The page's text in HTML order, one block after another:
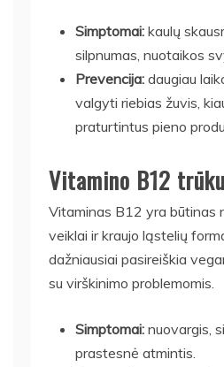
Simptomai: kaulų
silpnumas, nuotaikos
Prevencija: daugiau
valgyti riebias žuvis,
praturtintus pieno
Vitamino B12
Vitaminas B12 yra būtinas
veiklai ir kraujo ląstelių
dažniausiai pasireiškia
su virškinimo problemomis.
Simptomai: nuovargis,
prastesnė atmintis.